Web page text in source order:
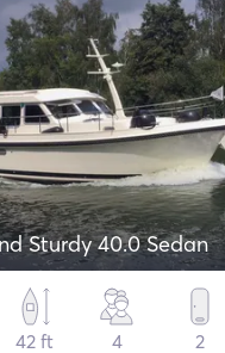
Sturdy 40.0 Sedan
42 ft
4 2